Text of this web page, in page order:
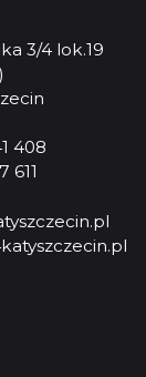
3/4 lok.19
408
611